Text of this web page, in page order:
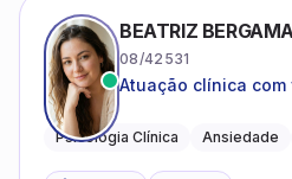
BEATRIZ
08/42531
Atuação clínica com
Psicologia Clínica Ansiedade